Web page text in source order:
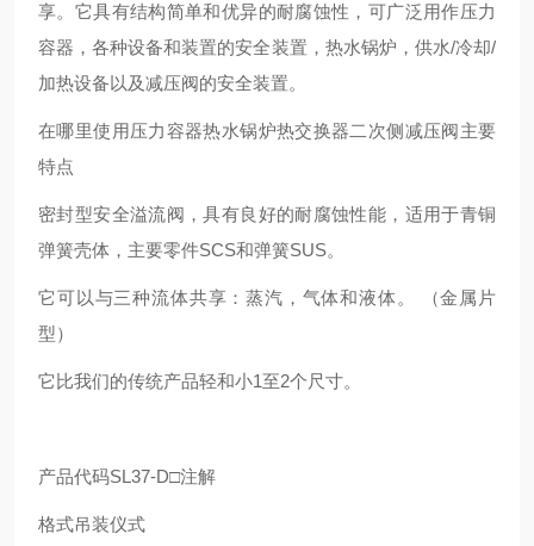
享。它具有结构简单和优异的耐腐蚀性，可广泛用作压力
容器，各种设备和装置的安全装置，热水锅炉，供水/冷却/
加热设备以及减压阀的安全装置。
在哪里使用压力容器热水锅炉热交换器二次侧减压阀主要
特点
密封型安全溢流阀，具有良好的耐腐蚀性能，适用于青铜
弹簧壳体，主要零件SCS和弹簧SUS。
它可以与三种流体共享：蒸汽，气体和液体。 （金属片
型）
它比我们的传统产品轻和小1至2个尺寸。
产品代码SL37-D□注解
格式吊装仪式